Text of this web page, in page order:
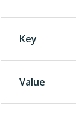
Key
Value